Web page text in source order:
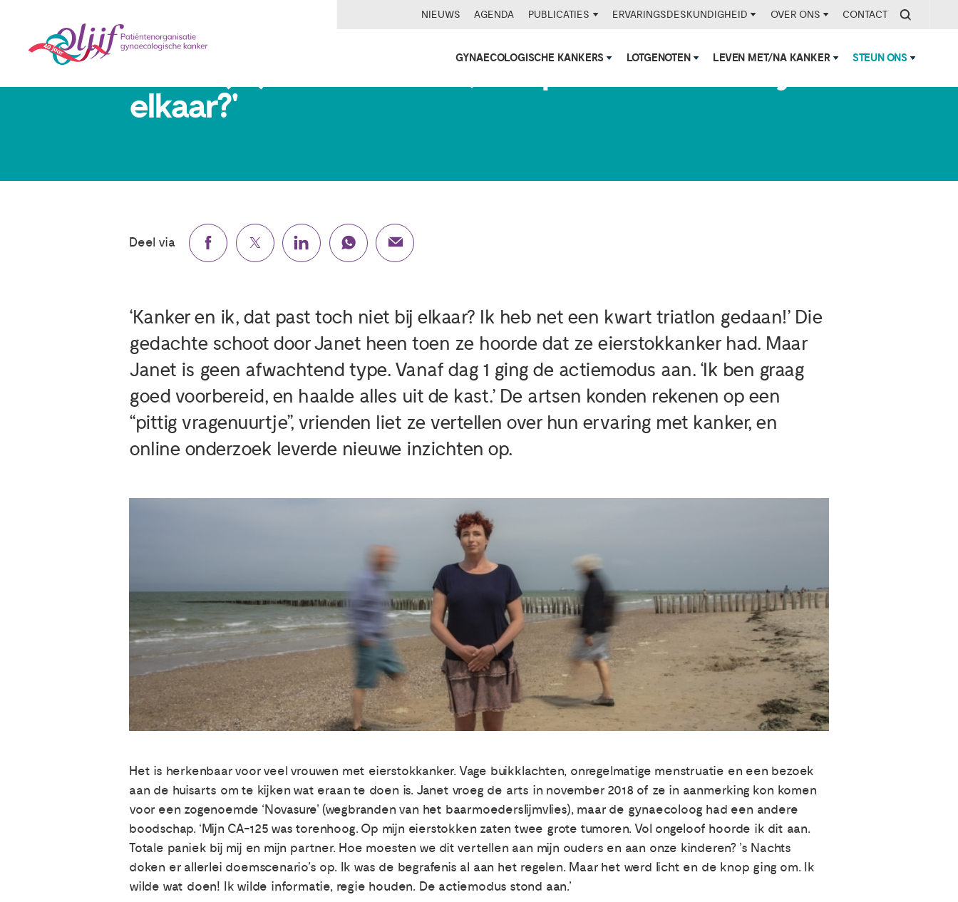
NIEUWS AGENDA PUBLICATIES ERVARINGSDESKUNDIGHEID OVER ONS CONTACT
GYNAECOLOGISCHE KANKERS LOTGENOTEN LEVEN MET/NA KANKER STEUN ONS
Janet (51): ‘Kanker en ik, dat past toch niet bij
elkaar?'
Deel via
‘Kanker en ik, dat past toch niet bij elkaar? Ik heb net een kwart triatlon gedaan!’ Die
gedachte schoot door Janet heen toen ze hoorde dat ze eierstokkanker had. Maar
Janet is geen afwachtend type. Vanaf dag 1 ging de actiemodus aan. ‘Ik ben graag
goed voorbereid, en haalde alles uit de kast.’ De artsen konden rekenen op een
“pittig vragenuurtje”, vrienden liet ze vertellen over hun ervaring met kanker, en
online onderzoek leverde nieuwe inzichten op.
Het is herkenbaar voor veel vrouwen met eierstokkanker. Vage buikklachten, onregelmatige menstruatie en een bezoek
aan de huisarts om te kijken wat eraan te doen is. Janet vroeg de arts in november 2018 of ze in aanmerking kon komen
voor een zogenoemde ‘Novasure’ (wegbranden van het baarmoederslijmvlies), maar de gynaecoloog had een andere
boodschap. ‘Mijn CA-125 was torenhoog. Op mijn eierstokken zaten twee grote tumoren. Vol ongeloof hoorde ik dit aan.
Totale paniek bij mij en mijn partner. Hoe moesten we dit vertellen aan mijn ouders en aan onze kinderen? ’s Nachts
doken er allerlei doemscenario’s op. Ik was de begrafenis al aan het regelen. Maar het werd licht en de knop ging om. Ik
wilde wat doen! Ik wilde informatie, regie houden. De actiemodus stond aan.’